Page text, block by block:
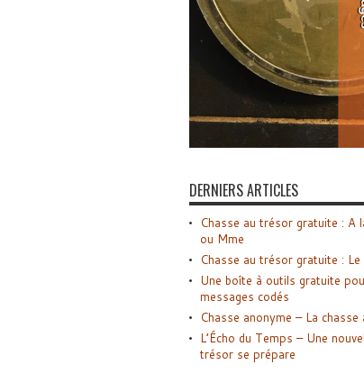
DERNIERS ARTICLES
Chasse au trésor gratuite : A
ou Mme
Chasse au trésor gratuite :
Une boîte à outils gratuite
messages codés
Chasse anonyme – La
L’Écho du Temps – Une
trésor se prépare